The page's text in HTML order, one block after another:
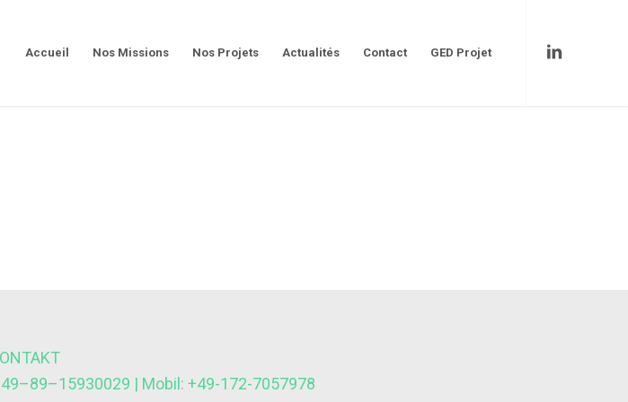
Accueil Nos Missions Nos Projets Actualités Contact GED Projet
| Mobil: +49-172-7057978